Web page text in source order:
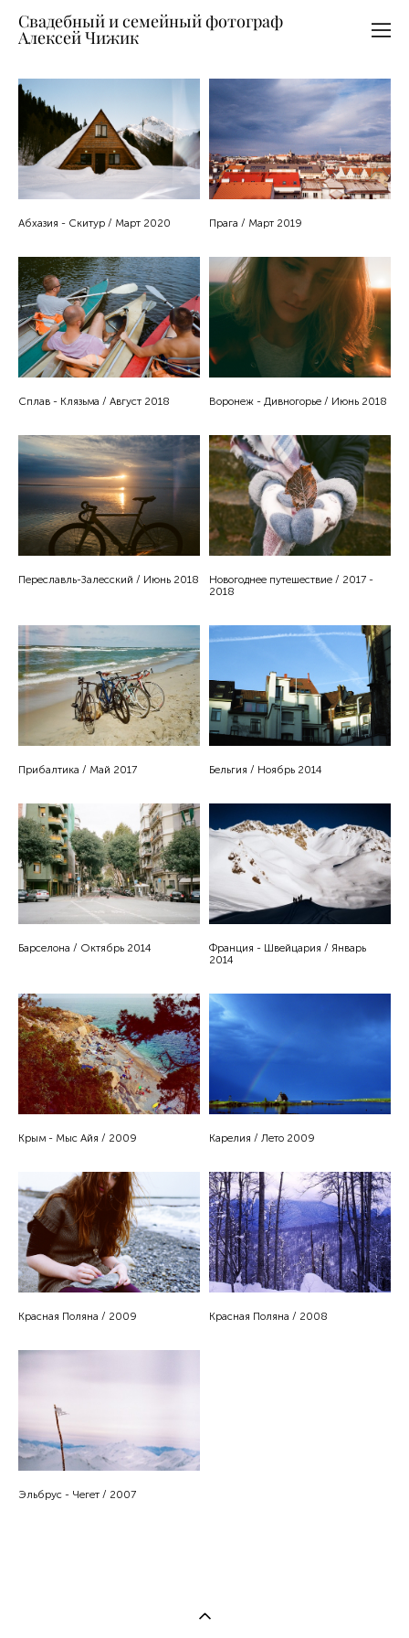
Свадебный и семейный фотограф
Алексей Чижик
Абхазия - Скитур / Март 2020 Прага / Март 2019
Сплав - Клязьма / Август 2018 Воронеж - Дивногорье / Июнь 2018
Переславль-Залесский / Июнь 2018
Новогоднее путешествие / 2017 -
2018
Прибалтика / Май 2017 Бельгия / Ноябрь 2014
Барселона / Октябрь 2014
Франция - Швейцария / Январь
2014
Крым - Мыс Айя / 2009 Карелия / Лето 2009
Красная Поляна / 2009 Красная Поляна / 2008
Эльбрус - Чегет / 2007